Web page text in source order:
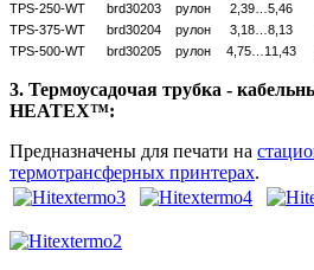
TPS-250-WT
brd30203 рулон 2,39…5,46
TPS-375-WT
brd30204 рулон 3,18…8,13
TPS-500-WT
brd30205 рулон 4,75…11,43
3. Термоусадочая трубка -
HEATEX™:
Предназначены для печати на
термотрансферных принтерах.